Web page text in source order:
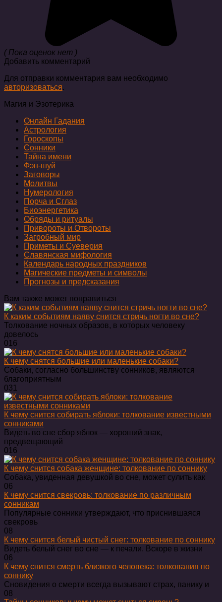
( Пока оценок нет )
Добавить комментарий
Для отправки комментария вам необходимо
авторизоваться.
Магия и Эзотерика
Онлайн Гадания
Астрология
Гороскопы
Сонники
Тайна имени
Фэн-шуй
Заговоры
Молитвы
Нумерология
Порча и Сглаз
Биоэнергетика
Обряды и ритуалы
Привороты и Отвороты
Загробный мир
Приметы и Суеверия
Славянская мифология
Календарь народных праздников
Магические предметы и символы
Прогнозы и предсказания
Вам также может понравиться
К каким событиям наяву снится стричь ногти во сне?
Толкование ночных образов, в которых человеку
довелось
016
К чему снятся большие или маленькие собаки?
Собаки, согласно большинству сонников, являются
благоприятным
031
К чему снится собирать яблоки: толкование известными
сонниками
Видеть во сне сбор яблок — хороший знак,
предвещающий
016
К чему снится собака женщине: толкование по соннику
Собака, увиденная девушкой во сне, может сулить как
06
К чему снится свекровь: толкование по различным
сонникам
Популярные сонники утверждают, что приснившаяся
свекровь
08
К чему снится белый чистый снег: толкование по соннику
Видеть белый снег во сне — к печали. Вскоре в жизни
06
К чему снится смерть близкого человека: толкования по
соннику
Сновидения о смерти всегда вызывают страх, панику и
08